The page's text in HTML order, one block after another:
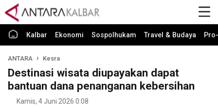
Kalbar Ekonomi Sospolhukam Travel & Budaya
ANTARA Kesra
Destinasi wisata diupayakan dapat
bantuan dana penanganan kebersihan
Kamis, 4 Juni 2026 0:08